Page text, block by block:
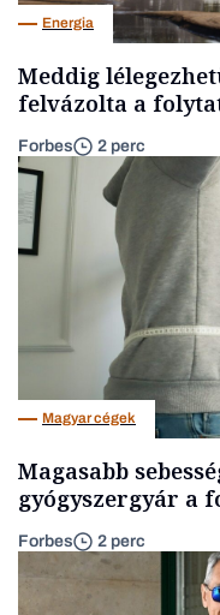
Energia
Meddig
felvázolta a
Forbes 2 perc
Magyar cégek
Magasabb
gyógyszergyár a
Forbes 2 perc